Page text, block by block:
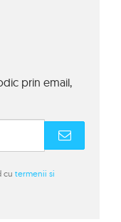
prin email,
cu termenii si